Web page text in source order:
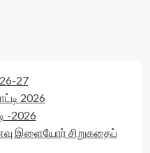
27
2026
-2026
இளையோர் சிறுகதைப்